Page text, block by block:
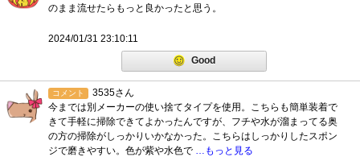
のまま流せたらもっと良かったと思う。
2024/01/31 23:10:11
Good
コメント
3535さん
今までは別メーカーの使い捨てタイプを使用。こちらも簡単装着で
きて手軽に掃除できてよかったんですが、フチや水が溜まってる奥
の方の掃除がしっかりいかなかった。こちらはしっかりしたスポン
ジで磨きやすい。色が紫や水色で …もっと見る